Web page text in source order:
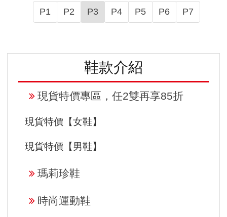
鞋款介紹
現貨特價專區，任2雙再享85折
現貨特價【女鞋】
現貨特價【男鞋】
瑪莉珍鞋
時尚運動鞋
P1 P2 P3 P4 P5 P6 P7